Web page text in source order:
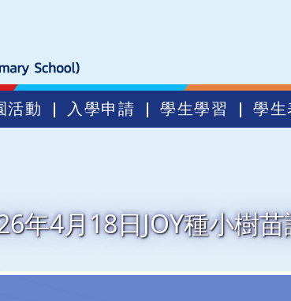
活動 入學申請 學生學習 學生
年4月18日JOY種小樹